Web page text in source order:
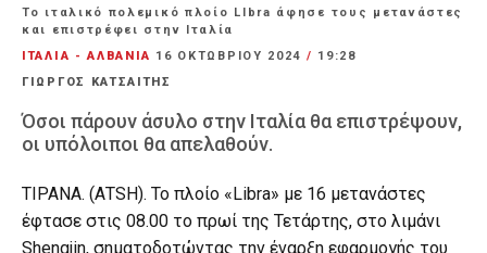
Το ιταλικό πολεμικό πλοίο LIbra άφησε τους μετανάστες
και επιστρέφει στην Ιταλία
ΙΤΑΛΙΑ - ΑΛΒΑΝΙΑ 16 ΟΚΤΩΒΡΊΟΥ 2024 / 19:28
ΓΙΩΡΓΟΣ ΚΑΤΣΑΙΤΗΣ
Όσοι πάρουν άσυλο στην Ιταλία θα επιστρέψουν,
οι υπόλοιποι θα απελαθούν.
ΤΙΡΑΝΑ. (ΑΤSH). Το πλοίο «Libra» με 16 μετανάστες
έφτασε στις 08.00 το πρωί της Τετάρτης, στο λιμάνι
Shengjin, σηματοδοτώντας την έναρξη εφαρμογής του